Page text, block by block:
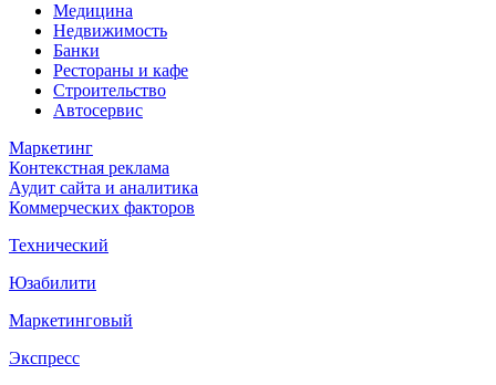
Медицина
Недвижимость
Банки
Рестораны и кафе
Строительство
Автосервис
Маркетинг
Контекстная реклама
Аудит сайта и аналитика
Коммерческих факторов
Технический
Юзабилити
Маркетинговый
Экспресс